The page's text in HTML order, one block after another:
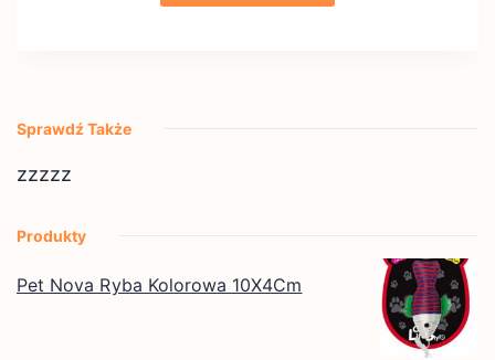
Sprawdź Także
zzzzz
Produkty
Pet Nova Ryba Kolorowa 10X4Cm